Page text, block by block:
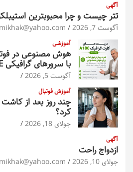
آگهی
تتر چیست و چرا محبوبترین
آگوست 7, 2026
آموزشی
هوش مصنوعی در
با سرورهای گرافیکی HPE
آگوست 5, 2026
آموزش فوتبال
چند روز بعد از
کرد؟
جولای 18, 2026
آگهی
ازدواج راحت
جولای 10, 2026